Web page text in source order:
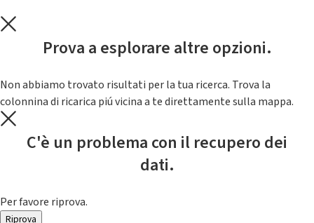
Prova a esplorare altre opzioni.
Non abbiamo trovato risultati per la tua ricerca. Trova la
colonnina di ricarica piú vicina a te direttamente sulla mappa.
C'è un problema con il recupero dei
dati.
Per favore riprova.
Riprova